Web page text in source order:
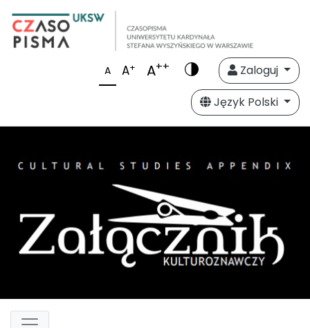
A A+ A++
Zaloguj
Język Polski